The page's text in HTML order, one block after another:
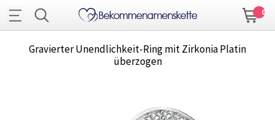
0
Gravierter Unendlichkeit-Ring mit Zirkonia Platin
überzogen